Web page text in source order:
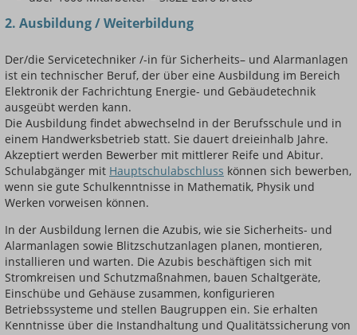
2. Ausbildung / Weiterbildung
Der/die Servicetechniker /-in für Sicherheits– und Alarmanlagen
ist ein technischer Beruf, der über eine Ausbildung im Bereich
Elektronik der Fachrichtung Energie- und Gebäudetechnik
ausgeübt werden kann.
Die Ausbildung findet abwechselnd in der Berufsschule und in
einem Handwerksbetrieb statt. Sie dauert dreieinhalb Jahre.
Akzeptiert werden Bewerber mit mittlerer Reife und Abitur.
Schulabgänger mit Hauptschulabschluss können sich bewerben,
wenn sie gute Schulkenntnisse in Mathematik, Physik und
Werken vorweisen können.
In der Ausbildung lernen die Azubis, wie sie Sicherheits- und
Alarmanlagen sowie Blitzschutzanlagen planen, montieren,
installieren und warten. Die Azubis beschäftigen sich mit
Stromkreisen und Schutzmaßnahmen, bauen Schaltgeräte,
Einschübe und Gehäuse zusammen, konfigurieren
Betriebssysteme und stellen Baugruppen ein. Sie erhalten
Kenntnisse über die Instandhaltung und Qualitätssicherung von